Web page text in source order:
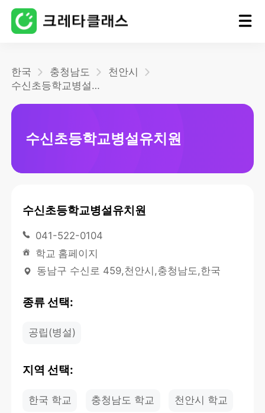
블로그
한국 충청남도
천안시
수신초등학교병설유치원
수신초등학교병설유치원
수신초등학교병설유치원
041-522-0104
학교 홈페이지
동남구 수신로 459,천안시,충청남도,한국
종류 선택:
공립(병설)
지역 선택:
한국 학교 충청남도 학교 천안시 학교